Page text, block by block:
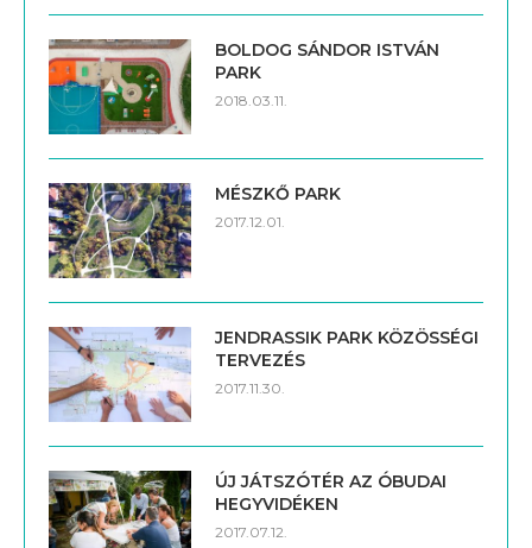
BOLDOG SÁNDOR ISTVÁN
PARK
2018.03.11.
MÉSZKŐ PARK
2017.12.01.
JENDRASSIK PARK KÖZÖSSÉGI
TERVEZÉS
2017.11.30.
ÚJ JÁTSZÓTÉR AZ ÓBUDAI
HEGYVIDÉKEN
2017.07.12.